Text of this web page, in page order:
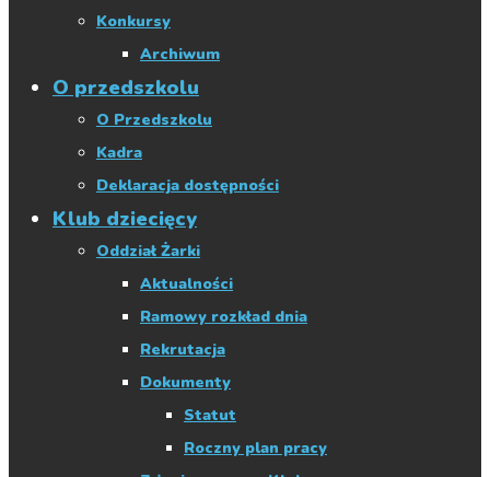
Konkursy
Archiwum
O przedszkolu
O Przedszkolu
Kadra
Deklaracja dostępności
Klub dziecięcy
Oddział Żarki
Aktualności
Ramowy rozkład dnia
Rekrutacja
Dokumenty
Statut
Roczny plan pracy